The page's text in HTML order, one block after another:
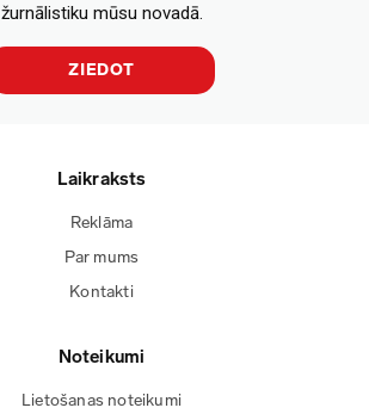
žurnālistiku mūsu novadā.
ZIEDOT
Laikraksts
Reklāma
Par mums
Kontakti
Noteikumi
Lietošanas noteikumi